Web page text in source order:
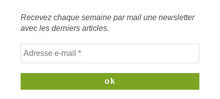
Recevez chaque semaine par mail une newsletter
avec les derniers articles.